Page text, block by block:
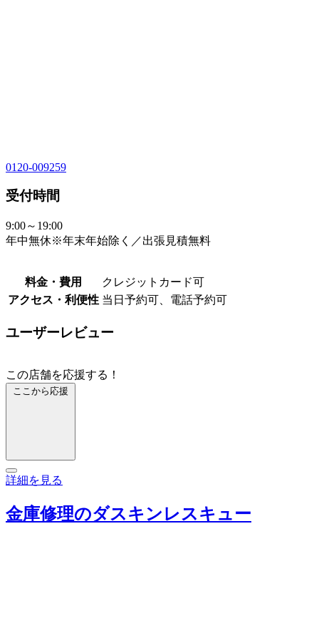
0120-009259
受付時間
9:00～19:00
年中無休※年末年始除く／出張見積無料
料金・費用
クレジットカード可
アクセス・利便性 当日予約可、電話予約可
ユーザーレビュー
この店舗を応援する！
ここから応援
詳細を見る
金庫修理のダスキンレスキュー